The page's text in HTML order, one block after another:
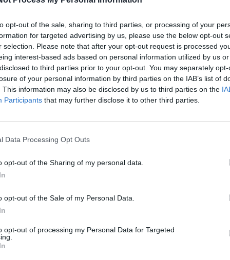
opt-out of the sale, sharing to third parties, or processing of your
for targeted advertising by us, please use the below opt-out
selection. Please note that after your opt-out request is processed
interest-based ads based on personal information utilized by us
to third parties prior to your opt-out. You may separately
of your personal information by third parties on the IAB’s list of
This information may also be disclosed by us to third parties on the
Participants that may further disclose it to other third parties.
Data Processing Opt Outs
opt-out of the Sharing of my personal data.
opt-out of the Sale of my Personal Data.
opt-out of processing my Personal Data for Targeted
Rusijos naujienų agentūroms sakė, kad B. al
yra Maskvoje. Keliomis valandomis anksčiau jis
sukilėliams įžengus į Damaską.
kad per žaibišką puolimą B. al Assadą nuvertę
kariuomenės bazių ir diplomatinių institucijų saugumą